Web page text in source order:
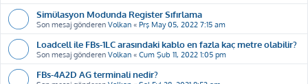
Simülasyon Modunda Register Sıfırlama
Son mesaj gönderen Volkan « Prş May 05, 2022 7:15 am
Loadcell ile FBs-1LC arasındaki kablo en fazla kaç metre olabilir?
Son mesaj gönderen Volkan « Cum Şub 11, 2022 1:05 pm
FBs-4A2D AG terminali nedir?